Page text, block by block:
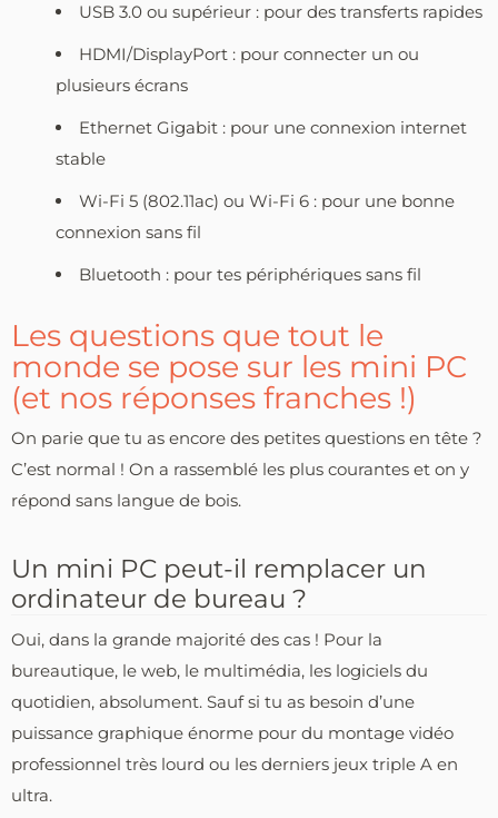
USB 3.0 ou supérieur : pour des transferts rapides
HDMI/DisplayPort : pour connecter un ou
plusieurs écrans
Ethernet Gigabit : pour une connexion internet
stable
Wi-Fi 5 (802.11ac) ou Wi-Fi 6 : pour une bonne
connexion sans fil
Bluetooth : pour tes périphériques sans fil
Les questions que tout le
monde se pose sur les mini PC
(et nos réponses franches !)
On parie que tu as encore des petites questions en tête ?
C’est normal ! On a rassemblé les plus courantes et on y
répond sans langue de bois.
Un mini PC peut-il remplacer un
ordinateur de bureau ?
Oui, dans la grande majorité des cas ! Pour la
bureautique, le web, le multimédia, les logiciels du
quotidien, absolument. Sauf si tu as besoin d’une
puissance graphique énorme pour du montage vidéo
professionnel très lourd ou les derniers jeux triple A en
ultra.